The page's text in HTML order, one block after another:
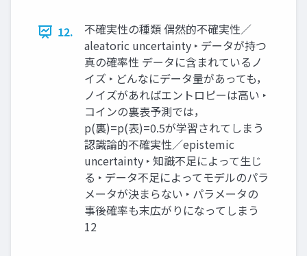
12.
不確実性の種類 偶然的不確実性／
aleatoric uncertainty ‣ データが持つ
真の確率性 データに含まれているノ
イズ ‣ どんなにデータ量があっても，
ノイズがあればエントロピーは高い ‣
コインの裏表予測では，
p(裏)=p(表)=0.5が学習されてしまう
認識論的不確実性／epistemic
uncertainty ‣ 知識不足によって生じ
る ‣ データ不足によってモデルのパラ
メータが決まらない ‣ パラメータの
事後確率も末広がりになってしまう
12